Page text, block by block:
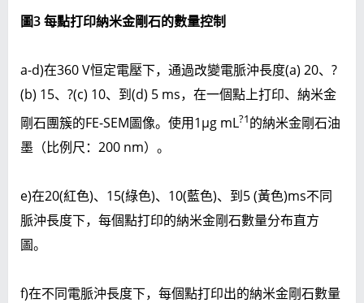
圖3 每點打印納米金剛石的數量控制
a-d)在360 V恒定電壓下，通過改變電脈沖長度(a) 20、?
(b) 15、?(c) 10、到(d) 5 ms，在一個點上打印、納米金
剛石團簇的FE-SEM圖像。使用1μg mL?1的納米金剛石油
墨（比例尺：200 nm）。
e)在20(紅色)、15(綠色)、10(藍色)、到5 (黃色)ms不同
脈沖長度下，每個點打印的納米金剛石數量分布直方
圖。
f)在不同電脈沖長度下，每個點打印出的納米金剛石數量